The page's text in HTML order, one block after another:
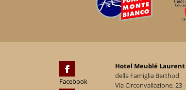
Facebook
Hotel Meublé Laurent
della Famiglia Berthod
Via Circonvallazione, 23